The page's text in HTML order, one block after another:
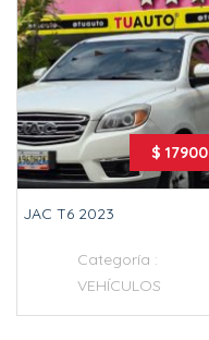
$ 17900
JAC T6 2023
Categoría :
VEHÍCULOS